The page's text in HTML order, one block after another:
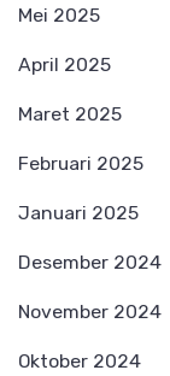
Mei 2025
April 2025
Maret 2025
Februari 2025
Januari 2025
Desember 2024
November 2024
Oktober 2024